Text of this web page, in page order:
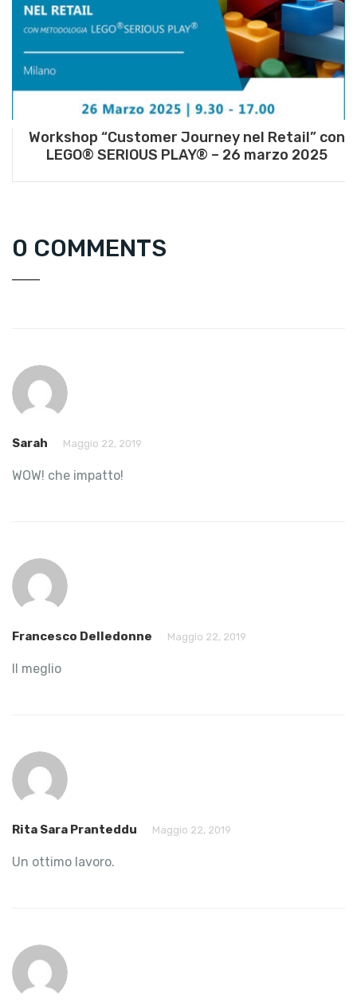
Workshop “Customer Journey nel Retail” con
LEGO® SERIOUS PLAY® – 26 marzo 2025
0 COMMENTS
Sarah Maggio 22, 2019
WOW! che impatto!
Francesco Delledonne Maggio 22, 2019
Il meglio
Rita Sara Pranteddu Maggio 22, 2019
Un ottimo lavoro.